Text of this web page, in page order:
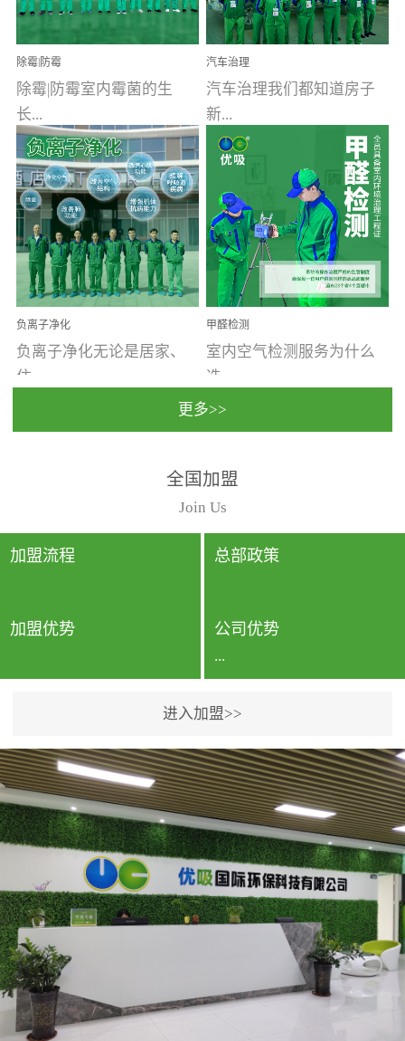
调，但也带来了以甲醛为
首的室内...
99.99%。相对于传统消毒
液来说，无...
除霉|防霉
除霉|防霉室内霉菌的生
长...
受温度、湿度、基质养
分、通风四个条件影响，
温暖潮湿、营养物质多、
通风缓慢的空间最易滋生
大量霉菌的...
汽车治理
汽车治理我们都知道房子
新...
装修完会有甲醛，其实汽
车的甲醛超标问题更为严
重。汽车的空间范围小，
配件、皮具、装饰多，这
些都是汽...
负离子净化
负离子净化无论是居家、
住...
动，人类长时间停留的室
内空间都有整体消毒的需
要。因为空间内人流携带
的、空气...
甲醛检测
室内空气检测服务为什么
选...
行国家规定的标准检测方
法，空气采样量准确，检
测结果可靠，远胜于其他
检测...
更多>>
全国加盟
Join Us
加盟流程 总部政策
加盟优势 公司优势
...
专利保护优势、双甲资质
企业（“室内环境净化治理
甲级施工资质”“室内环境
污染治理资质等级证
书”）、拥有多名高级《环
境工程高级工程师》室内
空气治理资格认证的治理
人员、掌握室内空气净化
治理实用技术和五项专利
技术、八项计算机软件著
作权登记证书等。研发实
进入加盟>>